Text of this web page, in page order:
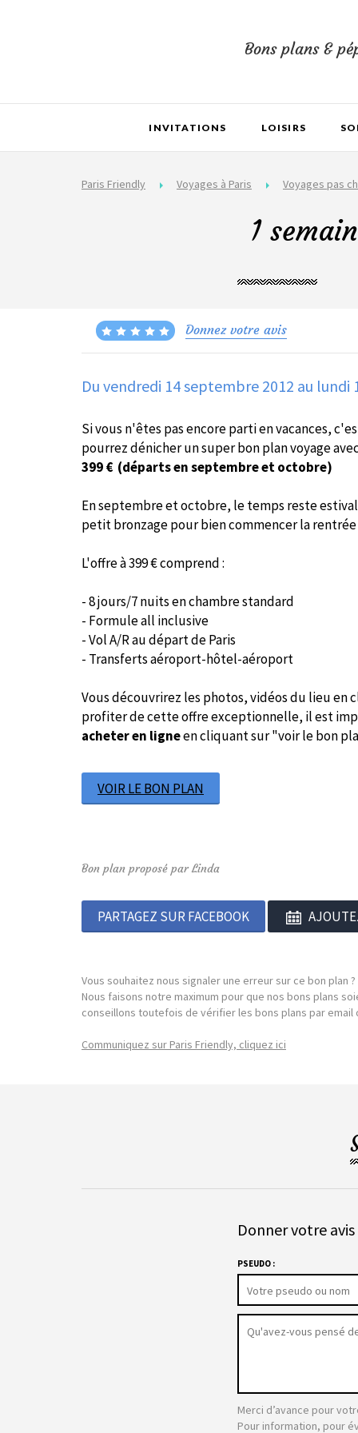
Bons plans &
INVITATIONS LOISIRS
Paris Friendly Voyages à Paris Voyages pas
1
Donnez votre avis
Du vendredi 14 septembre 2012 au lundi
Si vous n'êtes pas encore parti en vacances,
pourrez dénicher un super bon plan voyage
399 € (départs en septembre et octobre)
En septembre et octobre, le temps reste
petit bronzage pour bien commencer la
L'offre à 399 € comprend :
- 8 jours/7 nuits en chambre standard
- Formule all inclusive
- Vol A/R au départ de Paris
- Transferts aéroport-hôtel-aéroport
Vous découvrirez les photos, vidéos du lieu
profiter de cette offre exceptionnelle, il est
acheter en ligneen cliquant sur "voir le bon
VOIR LE BON PLAN
Bon plan proposé par Linda
PARTAGEZ SUR FACEBOOK
Vous souhaitez nous signaler une erreur sur ce bon plan ?
Nous faisons notre maximum pour que nos bons plans
conseillons toutefois de vérifier les bons plans par
Communiquez sur Paris Friendly, cliquez ici
Donner votre avis
PSEUDO :
Merci d’avance pour
Pour information, pour